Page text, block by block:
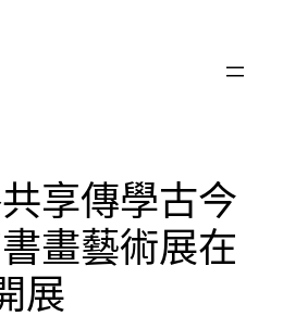
享傳學古今
畫藝術展在
展